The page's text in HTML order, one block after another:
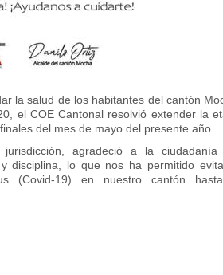
la salud de los habitantes del cantón
el COE Cantonal resolvió extender la
del mes de mayo del presente año.
agradeció a la ciudadanía
disciplina, lo que nos ha permitido
(Covid-19) en nuestro cantón